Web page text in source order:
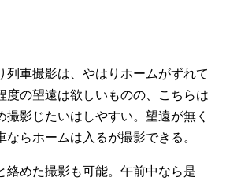
列車撮影は、やはりホームがずれて
度の望遠は欲しいものの、こちらは
撮影じたいはしやすい。望遠が無く
ならホームは入るが撮影できる。
絡めた撮影も可能。午前中なら是